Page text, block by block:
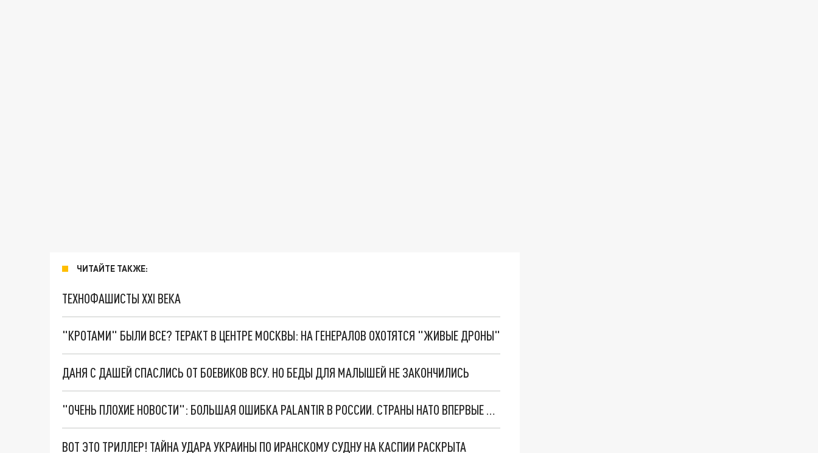
ЧИТАЙТЕ ТАКЖЕ:
ТЕХНОФАШИСТЫ XXI ВЕКА
"КРОТАМИ" БЫЛИ ВСЕ? ТЕРАКТ В ЦЕНТРЕ МОСКВЫ: НА ГЕНЕРАЛОВ ОХОТЯТСЯ "ЖИВЫЕ ДРОНЫ"
ДАНЯ С ДАШЕЙ СПАСЛИСЬ ОТ БОЕВИКОВ ВСУ. НО БЕДЫ ДЛЯ МАЛЫШЕЙ НЕ ЗАКОНЧИЛИСЬ
"ОЧЕНЬ ПЛОХИЕ НОВОСТИ": БОЛЬШАЯ ОШИБКА PALANTIR В РОССИИ. СТРАНЫ НАТО ВПЕРВЫЕ ЗА СВО ОСТАНОВИЛИ ПОСТАВКИ ОРУЖИЯ. ВСУ ТЕРЯЮТ ПРИГРАНИЧЬЕ?
ВОТ ЭТО ТРИЛЛЕР! ТАЙНА УДАРА УКРАИНЫ ПО ИРАНСКОМУ СУДНУ НА КАСПИИ РАСКРЫТА